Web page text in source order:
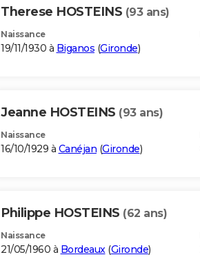
Therese HOSTEINS (93 ans)
Naissance
19/11/1930 à Biganos (Gironde)
Jeanne HOSTEINS (93 ans)
Naissance
16/10/1929 à Canéjan (Gironde)
Philippe HOSTEINS (62 ans)
Naissance
21/05/1960 à Bordeaux(Gironde)